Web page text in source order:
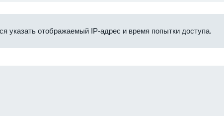
указать отображаемый IP-адрес и время попытки доступа.